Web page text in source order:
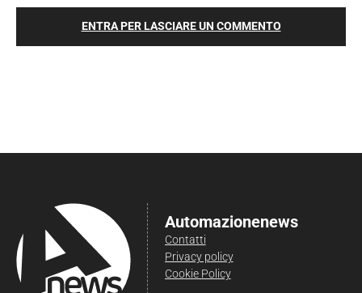
ENTRA PER LASCIARE UN COMMENTO
Automazionenews
Contatti
Privacy policy
Cookie Policy